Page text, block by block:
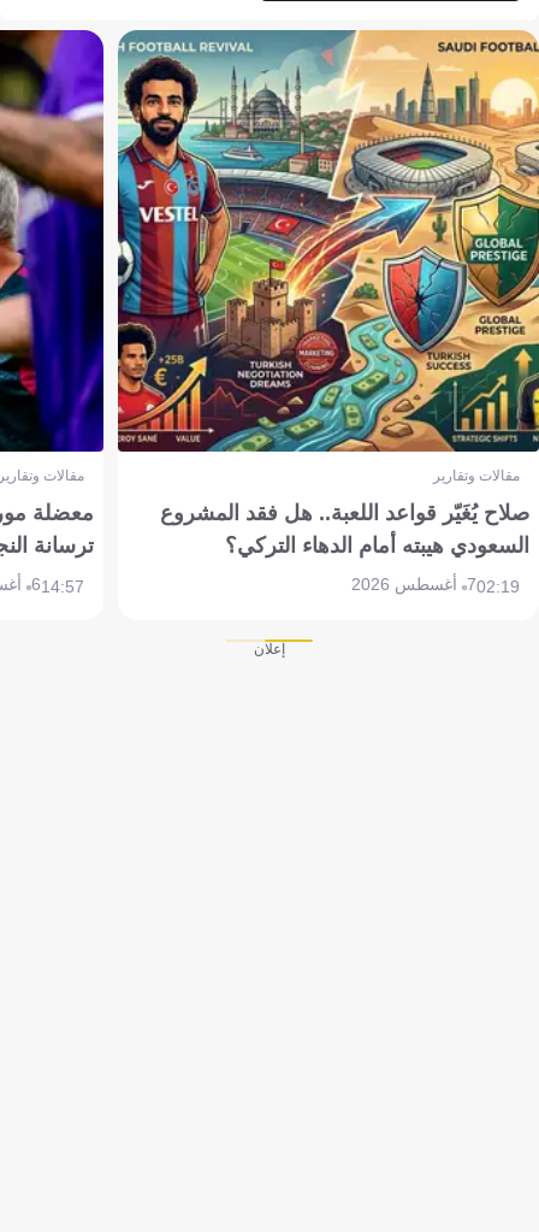
مقالات وتقارير
صلاح يُغَيّر قواعد اللعبة.. هل فقد المشروع
السعودي هيبته أمام الدهاء التركي؟
02:197 أغسطس 2026
مقالات
معضلة
ترسانة
14:576 أغسطس 2026
إعلان